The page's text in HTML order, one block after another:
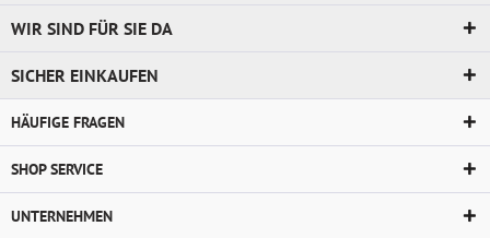
WIR SIND FÜR SIE DA
SICHER EINKAUFEN
HÄUFIGE FRAGEN
SHOP SERVICE
UNTERNEHMEN